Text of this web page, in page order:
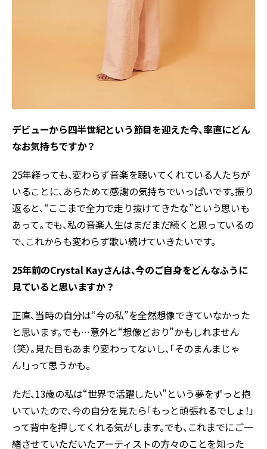
――デビューから四半世紀という節目を迎えた今、率直にどん
なお気持ちですか？
25年経っても、変わらず音楽を聴いてくれている人たちが
いることに、あらためて感謝の気持ちでいっぱいです。振り
返ると、“ここまで全力で走り抜けてきたな”という思いも
あって。でも、私の音楽人生はまだまだ続くと思っているの
で、これからも変わらず歌い続けていきたいです。
――25年前のCrystal Kayさんは、今のご自身をどんなふうに
見ていると思いますか？
正直、当時の自分は“今の私”を全然想像できていなかった
と思います。でも…意外と“想像どおり”かもしれません
（笑）。見た目もあまり変わってないし、「そのまんまじゃ
ん！」って思うかも。
ただ、13歳の私は“世界で活躍したい”という夢をずっと抱
いていたので、今の自分を見たら「もっと頑張れるでしょ！」
って背中を押してくれる気がします。でも、これまでにご一
緒させていただいたアーティストの方々のことを知った